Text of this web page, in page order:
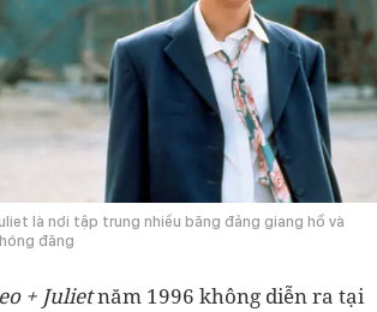
là nơi tập trung nhiều băng đảng giang hồ và
đãng
+ Julietnăm 1996 không diễn ra tại